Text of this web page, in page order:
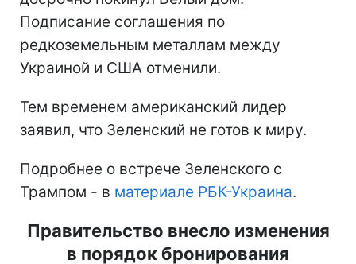
Подписание соглашения по
редкоземельным металлам между
Украиной и США отменили.
Тем временем американский лидер
заявил, что Зеленский не готов к миру.
Подробнее о встрече Зеленского с
Трампом - в материале РБК-Украина.
Правительство внесло изменения
в порядок бронирования